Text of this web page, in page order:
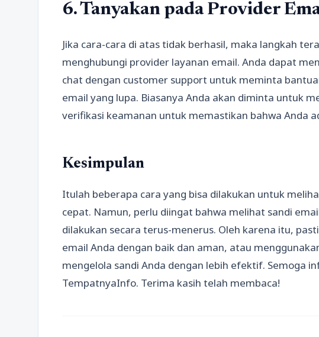
6. Tanyakan pada Provider
Jika cara-cara di atas tidak berhasil, maka langkah
menghubungi provider layanan email. Anda dapat
chat dengan customer support untuk meminta
email yang lupa. Biasanya Anda akan diminta untuk
verifikasi keamanan untuk memastikan bahwa Anda
Kesimpulan
Itulah beberapa cara yang bisa dilakukan untuk
cepat. Namun, perlu diingat bahwa melihat sandi
dilakukan secara terus-menerus. Oleh karena itu,
email Anda dengan baik dan aman, atau
mengelola sandi Anda dengan lebih efektif. Semoga
TempatnyaInfo. Terima kasih telah membaca!